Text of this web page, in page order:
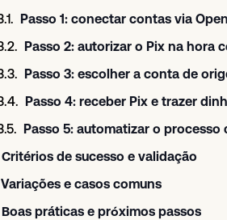
Passo 1: conectar contas via
Passo 2: autorizar o Pix na hora
Passo 3: escolher a conta de
Passo 4: receber Pix e trazer
Passo 5: automatizar o
Critérios de sucesso e validação
Variações e casos comuns
Boas práticas e próximos passos